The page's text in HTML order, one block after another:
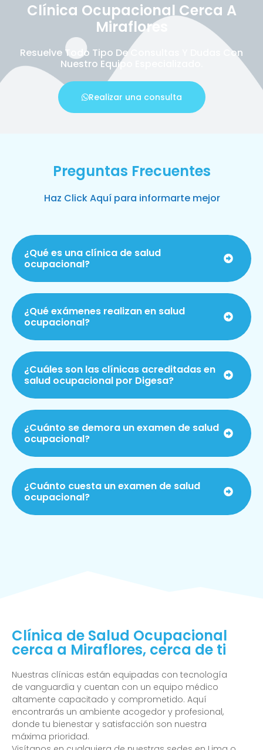
Clínica Ocupacional Cerca A
Miraflores
Resuelve Todo Tipo De Consultas Y Dudas Con
Nuestro Equipo Especializado.
Realizar una consulta
Preguntas Frecuentes
Haz Click Aquí para informarte mejor
¿Qué es una clínica de salud
ocupacional?
¿Qué exámenes realizan en salud
ocupacional?
¿Cuáles son las clínicas acreditadas en
salud ocupacional por Digesa?
¿Cuánto se demora un examen de salud
ocupacional?
¿Cuánto cuesta un examen de salud
ocupacional?
Clínica de Salud Ocupacional
cerca a Miraflores, cerca de ti
Nuestras clínicas están equipadas con tecnología
de vanguardia y cuentan con un equipo médico
altamente capacitado y comprometido. Aquí
encontrarás un ambiente acogedor y profesional,
donde tu bienestar y satisfacción son nuestra
máxima prioridad.